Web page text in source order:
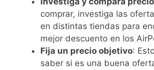
comprar, investiga las
en distintas tiendas para
mejor descuento en los
Fija un precio objetivo:
saber si es una buena